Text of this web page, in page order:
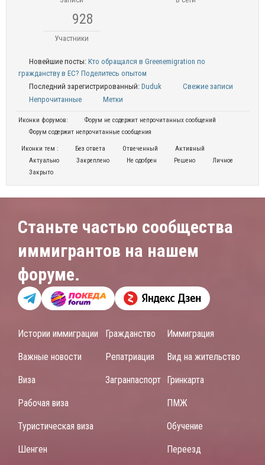
928
Участники
Новейшие посты: Кто обращался в Greenemigration по
гражданству в ЕС? Поделитесь опытом
Последний зарегистрированный: Duduk
Свежие записи
Непрочитанные
Метки
Иконки форумов:
Форум не содержит непрочитанных сообщений
Форум содержит непрочитанные сообщения
Иконки тем : Без ответа Отвеченный
Активный
Актуально
Закреплено Не одобрен Решено
Личное
Закрыто
Станьте частью сообщества
иммигрантов на нашем
форуме.
Истории иммиграции
Важные новости
Виза
Рабочая виза
Туристическая виза
Шенген
Гражданство
Репатриация
Загранпаспорт
Иммиграция
Вид на жительство
Гринкарта
ПМЖ
Обучение
Переезд